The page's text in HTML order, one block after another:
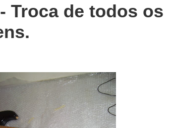
Troca de todos os